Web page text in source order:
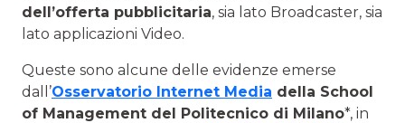
dell’offerta pubblicitaria, sia lato Broadcaster, sia
lato applicazioni Video.
Queste sono alcune delle evidenze emerse
dall’Osservatorio Internet Media della School
of Management del Politecnico di Milano*, in